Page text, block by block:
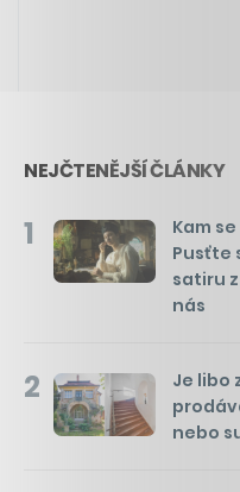
NEJČTENĚJŠÍ ČLÁNKY
1
Kam
Pusťte
satiru
nás
2
Je libo
nebo